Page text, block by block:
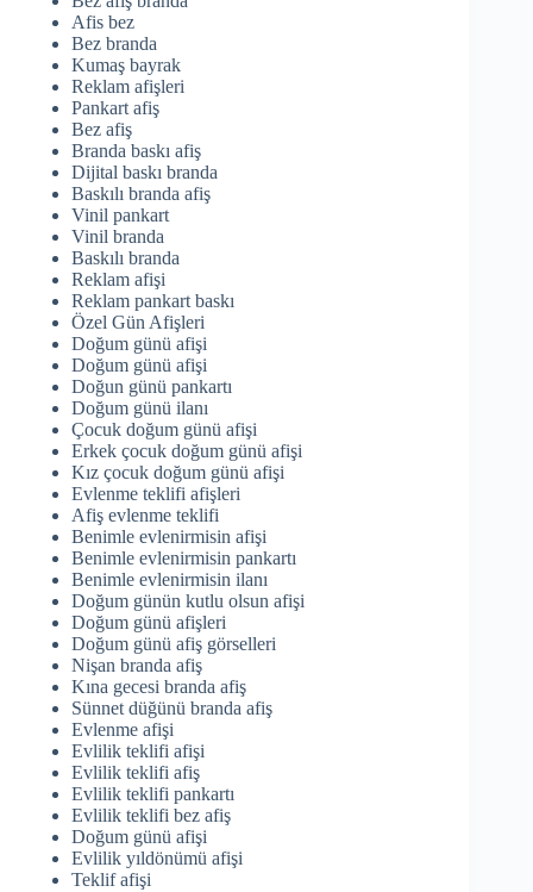
Afis bez
Bez branda
Kumaş bayrak
Reklam afişleri
Pankart afiş
Bez afiş
Branda baskı afiş
Dijital baskı branda
Baskılı branda afiş
Vinil pankart
Vinil branda
Baskılı branda
Reklam afişi
Reklam pankart baskı
Özel Gün Afişleri
Doğum günü afişi
Doğum günü afişi
Doğun günü pankartı
Doğum günü ilanı
Çocuk doğum günü afişi
Erkek çocuk doğum günü afişi
Kız çocuk doğum günü afişi
Evlenme teklifi afişleri
Afiş evlenme teklifi
Benimle evlenirmisin afişi
Benimle evlenirmisin pankartı
Benimle evlenirmisin ilanı
Doğum günün kutlu olsun afişi
Doğum günü afişleri
Doğum günü afiş görselleri
Nişan branda afiş
Kına gecesi branda afiş
Sünnet düğünü branda afiş
Evlenme afişi
Evlilik teklifi afişi
Evlilik teklifi afiş
Evlilik teklifi pankartı
Evlilik teklifi bez afiş
Doğum günü afişi
Evlilik yıldönümü afişi
Teklif afişi